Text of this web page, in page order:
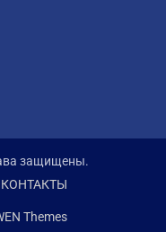
защищены.
КОНТАКТЫ
Themes